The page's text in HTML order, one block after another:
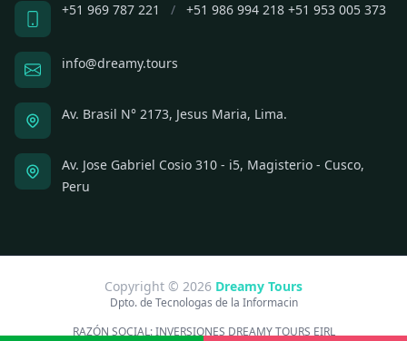
+51 969 787 221 / +51 986 994 218 +51 953 005 373
info@dreamy.tours
Av. Brasil N° 2173, Jesus Maria, Lima.
Av. Jose Gabriel Cosio 310 - i5, Magisterio - Cusco,
Peru
Copyright © 2026 Dreamy Tours
Dpto. de Tecnologas de la Informacin
RAZÓN SOCIAL:INVERSIONES DREAMY TOURS EIRL